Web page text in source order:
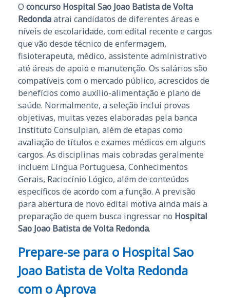
O concurso Hospital Sao Joao Batista de Volta
Redondaatrai candidatos de diferentes áreas e
níveis de escolaridade, com edital recente e cargos
que vão desde técnico de enfermagem,
fisioterapeuta, médico, assistente administrativo
até áreas de apoio e manutenção. Os salários são
compatíveis com o mercado público, acrescidos de
benefícios como auxílio-alimentação e plano de
saúde. Normalmente, a seleção inclui provas
objetivas, muitas vezes elaboradas pela banca
Instituto Consulplan, além de etapas como
avaliação de títulos e exames médicos em alguns
cargos. As disciplinas mais cobradas geralmente
incluem Língua Portuguesa, Conhecimentos
Gerais, Raciocínio Lógico, além de conteúdos
específicos de acordo com a função. A previsão
para abertura de novo edital motiva ainda mais a
preparação de quem busca ingressar no Hospital
Sao Joao Batista de Volta Redonda.
Prepare-se para o Hospital Sao
Joao Batista de Volta Redonda
com o Aprova